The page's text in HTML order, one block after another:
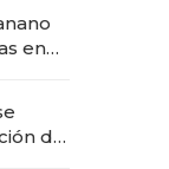
en
de